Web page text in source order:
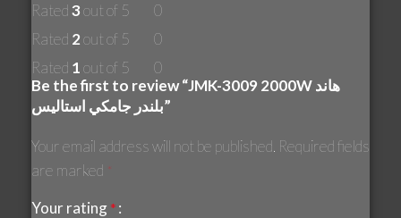
Rated3out of 5
0
Rated 2out of 5
0
Rated 1out of 5 0
Be the first to review “JMK-3009 2000W هاند
بلندر جامكي استاليس”
Your email address will not be published. Required fields
are marked *
Your rating *